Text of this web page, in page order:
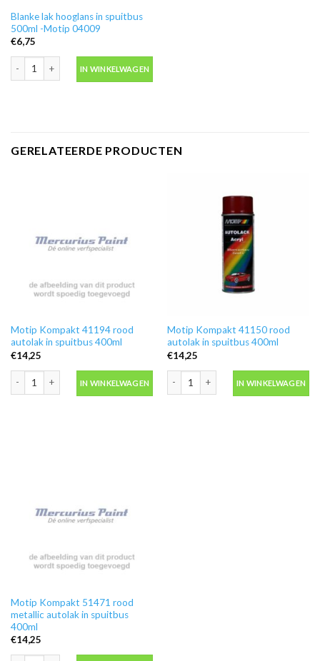
Blanke lak hooglans in spuitbus
500ml -Motip 04009
€6,75
Blanke lak hooglans in spuitbus 500ml -Motip 04009 aantal
IN WINKELWAGEN
GERELATEERDE PRODUCTEN
Motip Kompakt 41194 rood
autolak in spuitbus 400ml
€14,25
IN WINKELWAGEN
Motip Kompakt 41150 rood
autolak in spuitbus 400ml
€14,25
IN WINKELWAGEN
Motip Kompakt 51471 rood
metallic autolak in spuitbus
400ml
€14,25